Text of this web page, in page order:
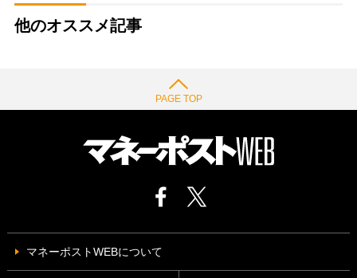
他のオススメ記事
PAGE TOP
マネーポストWEBについて